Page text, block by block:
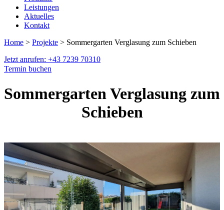
Leistungen
Aktuelles
Kontakt
Home > Projekte > Sommergarten Verglasung zum Schieben
Jetzt anrufen: +43 7239 70310
Termin buchen
Sommergarten Verglasung zum
Schieben